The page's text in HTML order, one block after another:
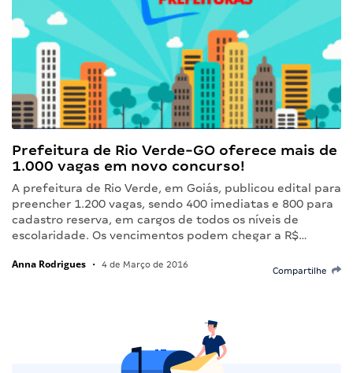
Prefeitura de Rio Verde-GO oferece mais de
1.000 vagas em novo concurso!
A prefeitura de Rio Verde, em Goiás, publicou edital para
preencher 1.200 vagas, sendo 400 imediatas e 800 para
cadastro reserva, em cargos de todos os níveis de
escolaridade. Os vencimentos podem chegar a R$…
Anna Rodrigues • 4 de Março de 2016
Compartilhe